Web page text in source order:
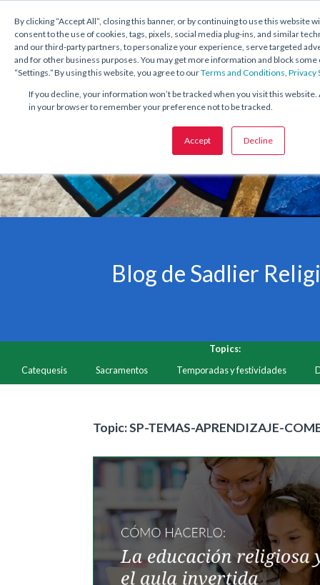
By clicking “Accept All”, closing this banner, or by continuing to use this website
consent to the use of cookies, tags, pixels, social media plug-ins, and similar
and our third-party partners, to personalize your experience, serve targeted
and for other business purposes. You may get more information and block
“Settings.” By using this website, you agree to ourTerms and Conditions, Privacy
If you decline, your information won’t be tracked when you visit this website.
in your browser to remember your preference not to be tracked.
Accept Decline
Blog de Sadlier
Topics:
Catequesis
Sacramentos Temporadas y festividades
Topic: SP-TEMAS-APRENDIZAJE-